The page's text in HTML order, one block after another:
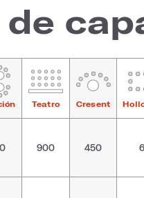
Teatro Cresent
900 450